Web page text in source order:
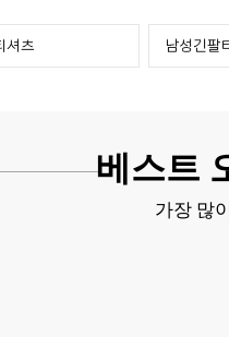
베스트
가장 많